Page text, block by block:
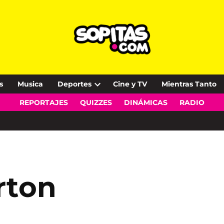
Musica Deportes
Open
dropdown
Cine y TV Mientras Tanto
REPORTAJES QUIZZES DINÁMICAS RADIO